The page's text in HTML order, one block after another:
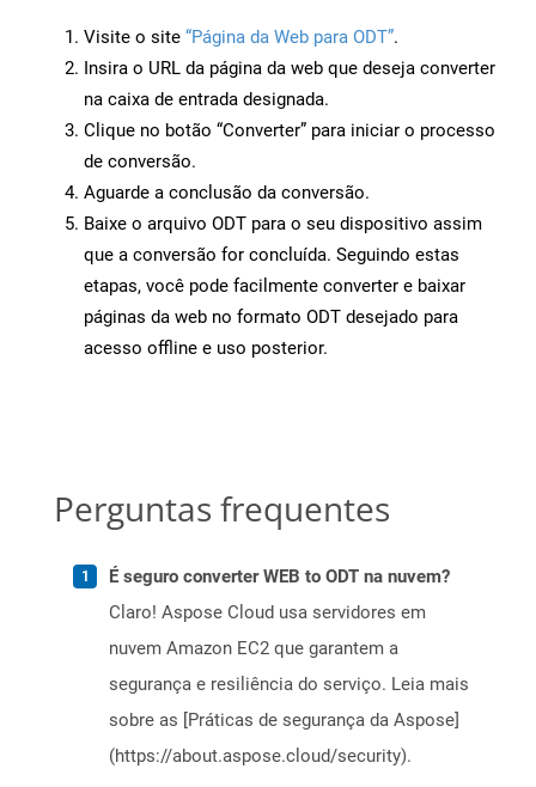
Visite o site “Página da Web para ODT”.
Insira o URL da página da web que deseja converter
na caixa de entrada designada.
Clique no botão “Converter” para iniciar o processo
de conversão.
Aguarde a conclusão da conversão.
Baixe o arquivo ODT para o seu dispositivo assim
que a conversão for concluída. Seguindo estas
etapas, você pode facilmente converter e baixar
páginas da web no formato ODT desejado para
acesso offline e uso posterior.
Perguntas frequentes
É seguro converter WEB to ODT na nuvem?
Claro! Aspose Cloud usa servidores em
nuvem Amazon EC2 que garantem a
segurança e resiliência do serviço. Leia mais
sobre as [Práticas de segurança da Aspose]
(https://about.aspose.cloud/security).